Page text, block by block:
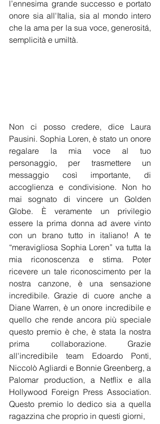
l’ennesima grande successo e portato
onore sia all'Italia, sia al mondo intero
che la ama per la sua voce, generositá,
semplicità e umiltà.
Non ci posso credere, dice Laura
Pausini. Sophia Loren, è stato un onore
regalare la mia voce al tuo
personaggio, per trasmettere un
messaggio così importante, di
accoglienza e condivisione. Non ho
mai sognato di vincere un Golden
Globe. È veramente un privilegio
essere la prima donna ad avere vinto
con un brano tutto in italiano! A te
“meravigliosa Sophia Loren” va tutta la
mia riconoscenza e stima. Poter
ricevere un tale riconoscimento per la
nostra canzone, è una sensazione
incredibile. Grazie di cuore anche a
Diane Warren, è un onore incredibile e
quello che rende ancora più speciale
questo premio è che, è stata la nostra
prima collaborazione. Grazie
all'incredibile team Edoardo Ponti,
Niccolò Agliardi e Bonnie Greenberg, a
Palomar production, a Netflix e alla
Hollywood Foreign Press Association.
Questo premio lo dedico sia a quella
ragazzina che proprio in questi giorni,